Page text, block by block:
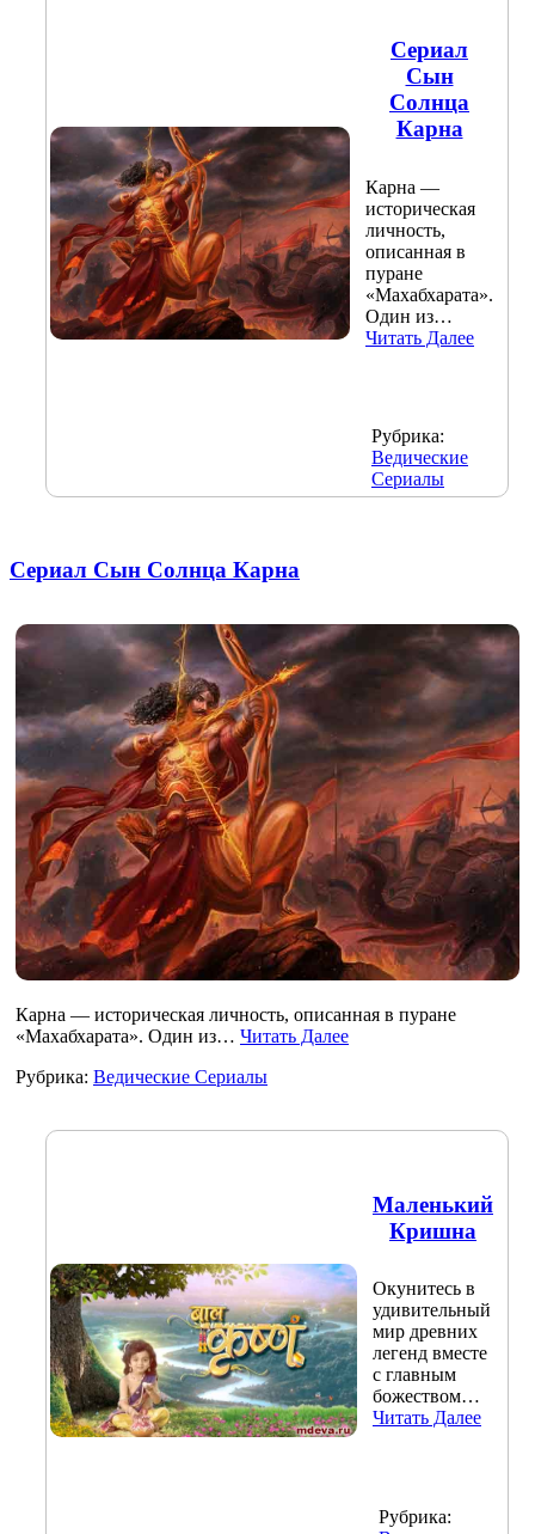
Сериал
Сын
Солнца
Карна
Карна —
историческая
личность,
описанная в
пуране
«Махабхарата».
Один из…
Читать Далее
Рубрика:
Ведические
Сериалы
Сериал Сын Солнца Карна
Карна — историческая личность, описанная в пуране
«Махабхарата». Один из… Читать Далее
Рубрика: Ведические Сериалы
Маленький
Кришна
Окунитесь в
удивительный
мир древних
легенд вместе
с главным
божеством…
Читать Далее
Рубрика: